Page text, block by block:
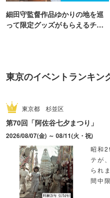
細田守監督作品ゆかりの地を巡
って限定グッズがもらえるチャ
東京のイベントランキン
東京都 杉並区
第70回「阿佐谷七夕まつり」
2026/08/07(金) ～ 08/11(火・祝)
昭和
テが
られ
間中